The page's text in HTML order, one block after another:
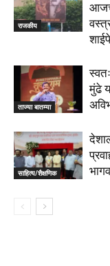
राजकीय
ताज्या बातम्या
मुंढे
साहित्य/शैक्षणिक